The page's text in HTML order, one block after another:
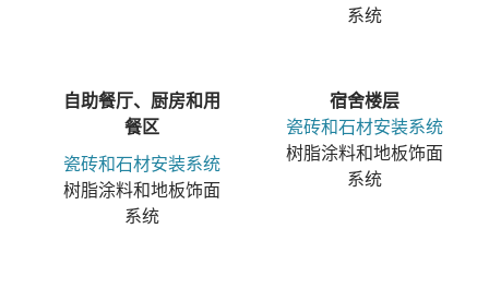
系统
自助餐厅、厨房和用
餐区
瓷砖和石材安装系统
树脂涂料和地板饰面
系统
宿舍楼层
瓷砖和石材安装系统
树脂涂料和地板饰面
系统